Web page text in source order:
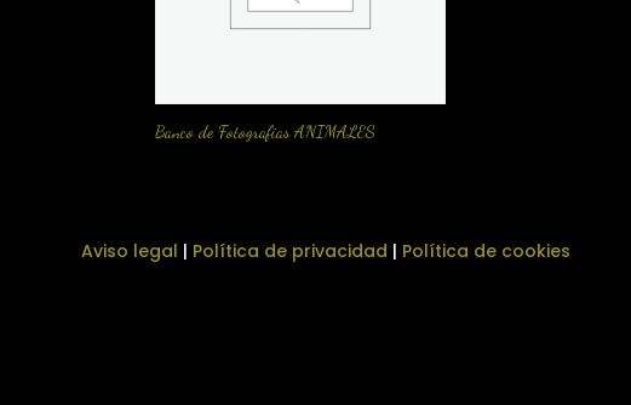
Banco de Fotografias ANIMALES
Aviso legal | Política de privacidad | Política de cookies